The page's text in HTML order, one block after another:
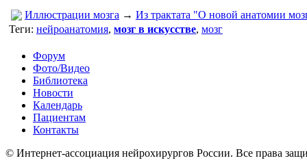
Иллюстрации мозга → Из трактата "О новой анатомии
Теги: нейроанатомия, мозг в искусстве, мозг
Форум
Фото/Видео
Библиотека
Новости
Календарь
Пациентам
Контакты
© Интернет-ассоциация нейрохирургов России. Все права